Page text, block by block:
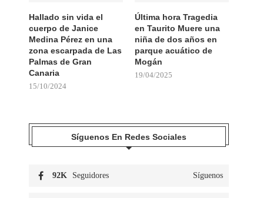
Hallado sin vida el
cuerpo de Janice
Medina Pérez en una
zona escarpada de Las
Palmas de Gran
Canaria
15/10/2024
Última hora Tragedia
en Taurito Muere una
niña de dos años en
parque acuático de
Mogán
19/04/2025
Síguenos En Redes Sociales
92K Seguidores Síguenos